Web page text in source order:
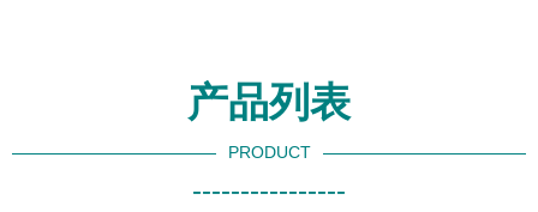
产品列表
PRODUCT
----------------